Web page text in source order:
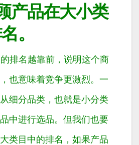
产品在大小类
。
排名越靠前，说明这个商
也意味着竞争更激烈。一
细分品类，也就是小分类
中进行选品。但我们也要
类目中的排名，如果产品